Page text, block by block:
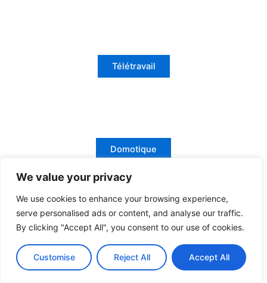
We value your privacy
We use cookies to enhance your browsing experience,
serve personalised ads or content, and analyse our traffic.
By clicking "Accept All", you consent to our use of cookies.
Customise Reject All Accept All
Télétravail
Domotique
Tech nomade